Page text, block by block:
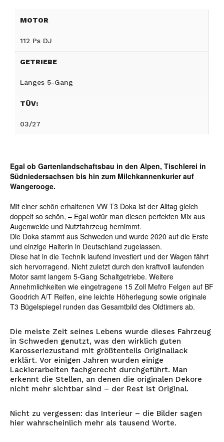
MOTOR
112 Ps DJ
GETRIEBE
Langes 5-Gang
TÜV:
03/27
Egal ob Gartenlandschaftsbau in den Alpen, Tischlerei in
Südniedersachsen bis hin zum Milchkannenkurier auf
Wangerooge.
Mit einer schön erhaltenen VW T3 Doka ist der Alltag gleich
doppelt so schön, – Egal wofür man diesen perfekten Mix aus
Augenweide und Nutzfahrzeug hernimmt.
Die Doka stammt aus Schweden und wurde 2020 auf die Erste
und einzige Halterin in Deutschland zugelassen.
Diese hat in die Technik laufend investiert und der Wagen fährt
sich hervorragend. Nicht zuletzt durch den kraftvoll laufenden
Motor samt langem 5-Gang Schaltgetriebe. Weitere
Annehmlichkeiten wie eingetragene 15 Zoll Mefro Felgen auf BF
Goodrich A/T Reifen, eine leichte Höherlegung sowie originale
T3 Bügelspiegel runden das Gesamtbild des Oldtimers ab.
Die meiste Zeit seines Lebens wurde dieses Fahrzeug
in Schweden genutzt, was den wirklich guten
Karosseriezustand mit größtenteils Originallack
erklärt. Vor einigen Jahren wurden einige
Lackierarbeiten fachgerecht durchgeführt. Man
erkennt die Stellen, an denen die originalen Dekore
nicht mehr sichtbar sind – der Rest ist Original.
Nicht zu vergessen: das Interieur – die Bilder sagen
hier wahrscheinlich mehr als tausend Worte.